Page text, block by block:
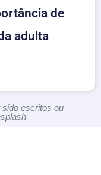
de
adulta
escritos ou